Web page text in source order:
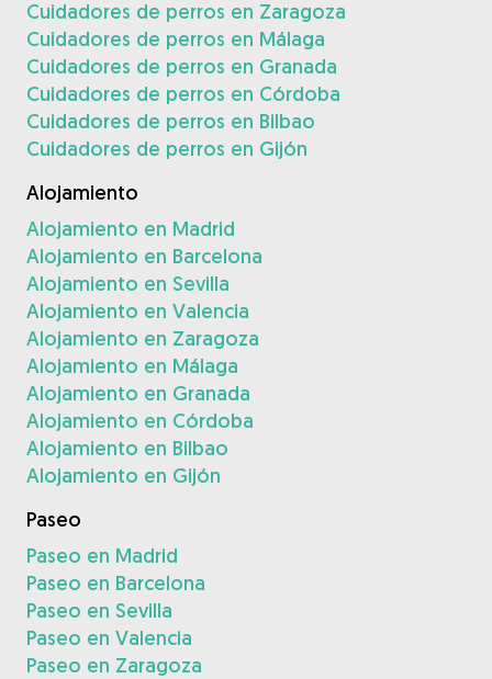
Cuidadores de perros en Zaragoza
Cuidadores de perros en Málaga
Cuidadores de perros en Granada
Cuidadores de perros en Córdoba
Cuidadores de perros en Bilbao
Cuidadores de perros en Gijón
Alojamiento
Alojamiento en Madrid
Alojamiento en Barcelona
Alojamiento en Sevilla
Alojamiento en Valencia
Alojamiento en Zaragoza
Alojamiento en Málaga
Alojamiento en Granada
Alojamiento en Córdoba
Alojamiento en Bilbao
Alojamiento en Gijón
Paseo
Paseo en Madrid
Paseo en Barcelona
Paseo en Sevilla
Paseo en Valencia
Paseo en Zaragoza